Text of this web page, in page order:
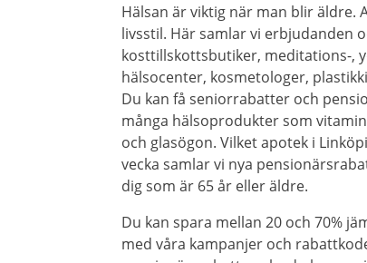
Hälsan är viktig när man blir äldre.
livsstil. Här samlar vi erbjudanden
kosttillskottsbutiker, meditations-,
hälsocenter, kosmetologer,
Du kan få seniorrabatter och
många hälsoprodukter som
och glasögon. Vilket apotek i
vecka samlar vi nya
dig som är 65 år eller äldre.
Du kan spara mellan 20 och 70%
med våra kampanjer och